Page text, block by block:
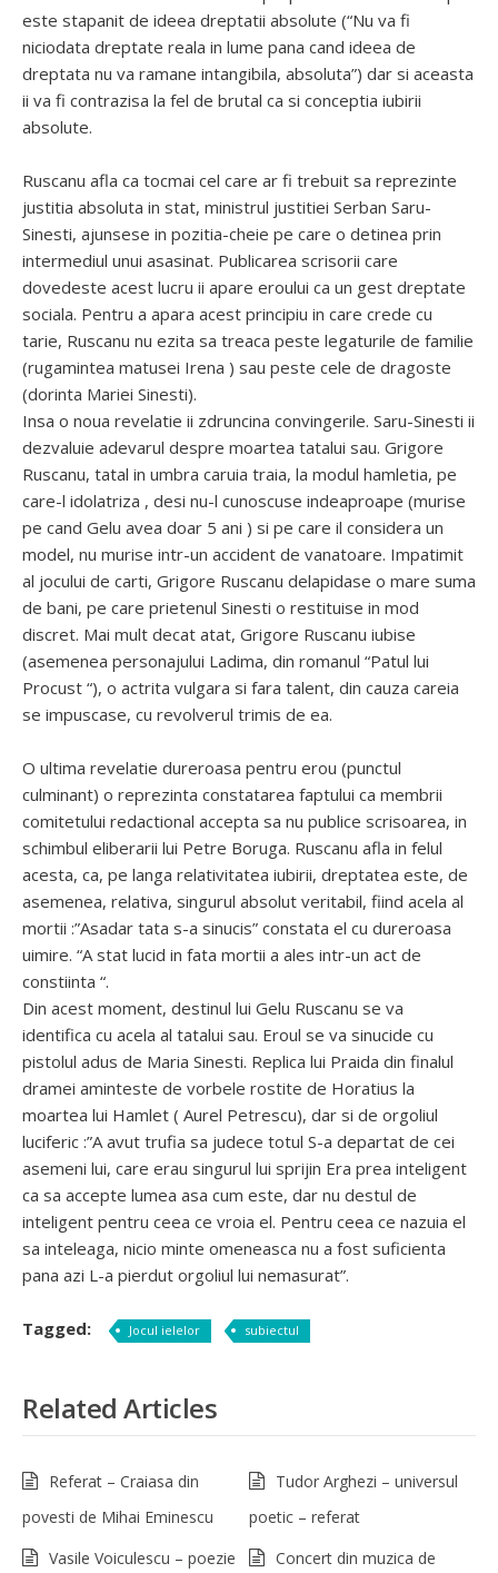
este stapanit de ideea dreptatii absolute (“Nu va fi
niciodata dreptate reala in lume pana cand ideea de
dreptata nu va ramane intangibila, absoluta”) dar si aceasta
ii va fi contrazisa la fel de brutal ca si conceptia iubirii
absolute.
Ruscanu afla ca tocmai cel care ar fi trebuit sa reprezinte
justitia absoluta in stat, ministrul justitiei Serban Saru-
Sinesti, ajunsese in pozitia-cheie pe care o detinea prin
intermediul unui asasinat. Publicarea scrisorii care
dovedeste acest lucru ii apare eroului ca un gest dreptate
sociala. Pentru a apara acest principiu in care crede cu
tarie, Ruscanu nu ezita sa treaca peste legaturile de familie
(rugamintea matusei Irena ) sau peste cele de dragoste
(dorinta Mariei Sinesti).
Insa o noua revelatie ii zdruncina convingerile. Saru-Sinesti ii
dezvaluie adevarul despre moartea tatalui sau. Grigore
Ruscanu, tatal in umbra caruia traia, la modul hamletia, pe
care-l idolatriza , desi nu-l cunoscuse indeaproape (murise
pe cand Gelu avea doar 5 ani ) si pe care il considera un
model, nu murise intr-un accident de vanatoare. Impatimit
al jocului de carti, Grigore Ruscanu delapidase o mare suma
de bani, pe care prietenul Sinesti o restituise in mod
discret. Mai mult decat atat, Grigore Ruscanu iubise
(asemenea personajului Ladima, din romanul “Patul lui
Procust “), o actrita vulgara si fara talent, din cauza careia
se impuscase, cu revolverul trimis de ea.
O ultima revelatie dureroasa pentru erou (punctul
culminant) o reprezinta constatarea faptului ca membrii
comitetului redactional accepta sa nu publice scrisoarea, in
schimbul eliberarii lui Petre Boruga. Ruscanu afla in felul
acesta, ca, pe langa relativitatea iubirii, dreptatea este, de
asemenea, relativa, singurul absolut veritabil, fiind acela al
mortii :”Asadar tata s-a sinucis” constata el cu dureroasa
uimire. “A stat lucid in fata mortii a ales intr-un act de
constiinta “.
Din acest moment, destinul lui Gelu Ruscanu se va
identifica cu acela al tatalui sau. Eroul se va sinucide cu
pistolul adus de Maria Sinesti. Replica lui Praida din finalul
dramei aminteste de vorbele rostite de Horatius la
moartea lui Hamlet ( Aurel Petrescu), dar si de orgoliul
luciferic :”A avut trufia sa judece totul S-a departat de cei
asemeni lui, care erau singurul lui sprijin Era prea inteligent
ca sa accepte lumea asa cum este, dar nu destul de
inteligent pentru ceea ce vroia el. Pentru ceea ce nazuia el
sa inteleaga, nicio minte omeneasca nu a fost suficienta
pana azi L-a pierdut orgoliul lui nemasurat”.
Tagged: Jocul ielelor subiectul
Related Articles
Referat – Craiasa din
povesti de Mihai Eminescu
Tudor Arghezi – universul
poetic – referat
Vasile Voiculescu – poezie
Concert din muzica de